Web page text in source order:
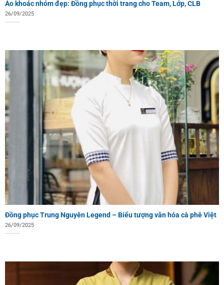
Áo khoác nhóm đẹp: Đồng phục thời trang cho Team, Lớp, CLB
26/09/2025
Đồng phục Trung Nguyên Legend – Biểu tượng văn hóa cà phê Việt
26/09/2025